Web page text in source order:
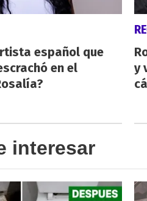
español que
en el
y
interesar